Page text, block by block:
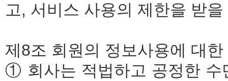
고, 서비스 사용의 제한을 받
제8조 회원의 정보사용에 대한
① 회사는 적법하고 공정한 수